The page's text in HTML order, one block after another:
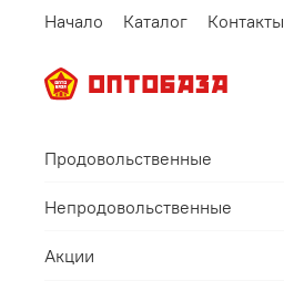
Начало Каталог Контакты
Продовольственные
Непродовольственные
Акции